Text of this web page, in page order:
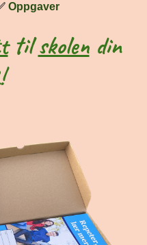
Oppgaver
tilskolendin